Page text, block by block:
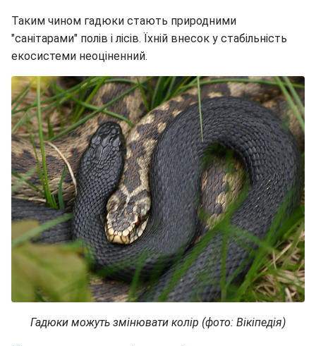
Таким чином гадюки стають природними
"санітарами" полів і лісів. Їхній внесок у стабільність
екосистеми неоціненний.
Гадюки можуть змінювати колір (фото: Вікіпедія)